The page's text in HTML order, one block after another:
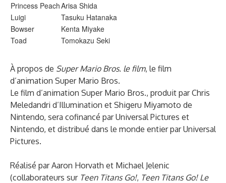
Princess PeachArisa Shida
Luigi
Tasuku Hatanaka
Bowser
Kenta Miyake
Toad
Tomokazu Seki
À propos de Super Mario Bros. le film, le film
d’animation Super Mario Bros.
Le film d’animation Super Mario Bros., produit par Chris
Meledandri d’Illumination et Shigeru Miyamoto de
Nintendo, sera cofinancé par Universal Pictures et
Nintendo, et distribué dans le monde entier par Universal
Pictures.
Réalisé par Aaron Horvath et Michael Jelenic
(collaborateurs sur Teen Titans Go!, Teen Titans Go! Le